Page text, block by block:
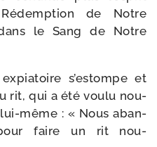
de Notre
le Sang de Notre
s’estompe et
rit, qui a été vou­lu nou­
lui-​même : « Nous aban­
pour faire un rit nou­